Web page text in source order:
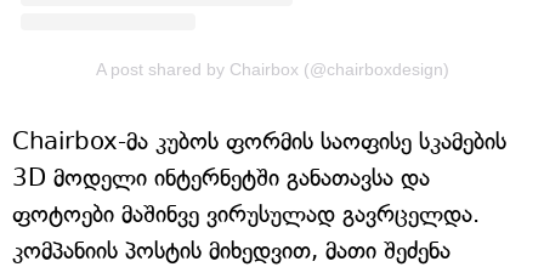
A post shared by Chairbox (@chairboxdesign)
Chairbox-მა კუბოს ფორმის საოფისე სკამების
3D მოდელი ინტერნეტში განათავსა და
ფოტოები მაშინვე ვირუსულად გავრცელდა.
კომპანიის პოსტის მიხედვით, მათი შეძენა